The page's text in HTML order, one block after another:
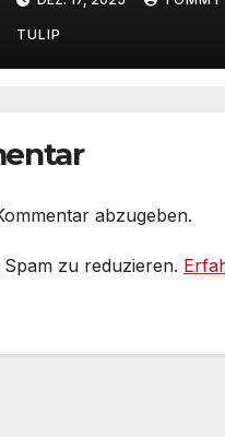
Spelter in
Österreich
TULIP
abzugeben.
zu reduzieren.